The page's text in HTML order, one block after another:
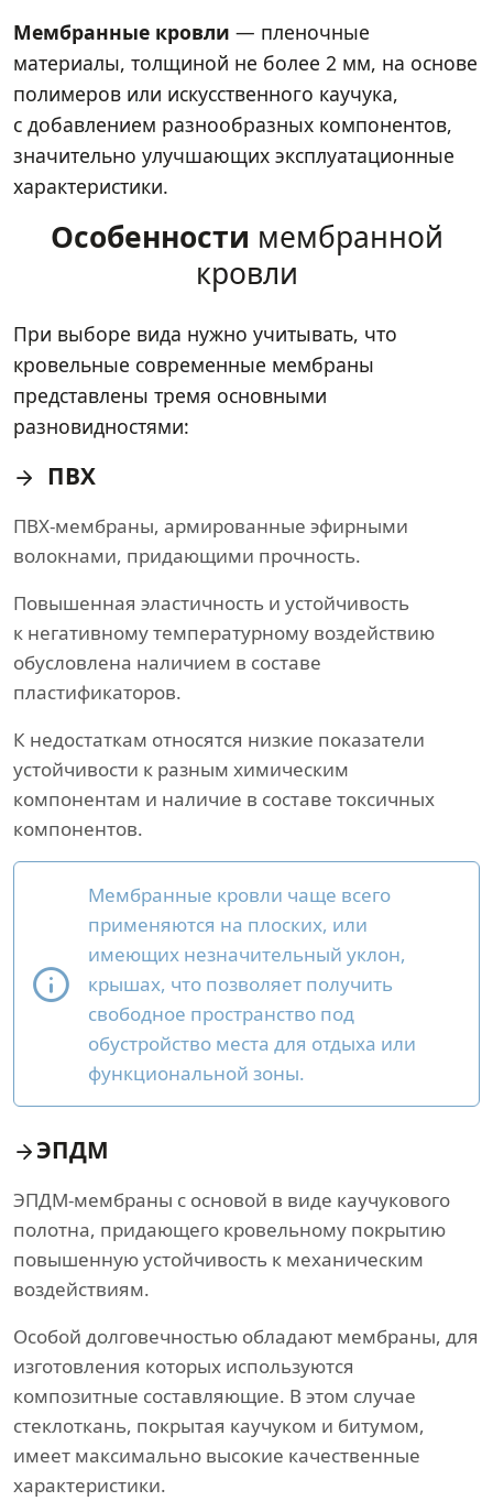
Мембранные кровли — пленочные
материалы, толщиной не более 2 мм, на основе
полимеров или искусственного каучука,
с добавлением разнообразных компонентов,
значительно улучшающих эксплуатационные
характеристики.
Особенности мембранной
кровли
При выборе вида нужно учитывать, что
кровельные современные мембраны
представлены тремя основными
разновидностями:
ПВХ
ПВХ-мембраны, армированные эфирными
волокнами, придающими прочность.
Повышенная эластичность и устойчивость
к негативному температурному воздействию
обусловлена наличием в составе
пластификаторов.
К недостаткам относятся низкие показатели
устойчивости к разным химическим
компонентам и наличие в составе токсичных
компонентов.
Мембранные кровли чаще всего
применяются на плоских, или
имеющих незначительный уклон,
крышах, что позволяет получить
свободное пространство под
обустройство места для отдыха или
функциональной зоны.
ЭПДМ
ЭПДМ-мембраны с основой в виде каучукового
полотна, придающего кровельному покрытию
повышенную устойчивость к механическим
воздействиям.
Особой долговечностью обладают мембраны, для
изготовления которых используются
композитные составляющие. В этом случае
стеклоткань, покрытая каучуком и битумом,
имеет максимально высокие качественные
характеристики.